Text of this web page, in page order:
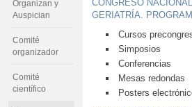
CONGRESO
GERIATRÍA.
Cursos
Simposios
Conferencias
Mesas redondas
Posters
Organizan y
Auspician
Comité
organizador
Comité
científico